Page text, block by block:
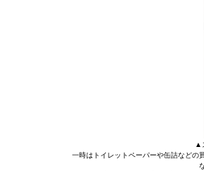
▲
一時はトイレットペーパーや缶詰などの